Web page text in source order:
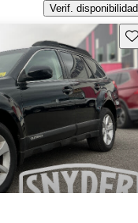
Verif. disponibilidad